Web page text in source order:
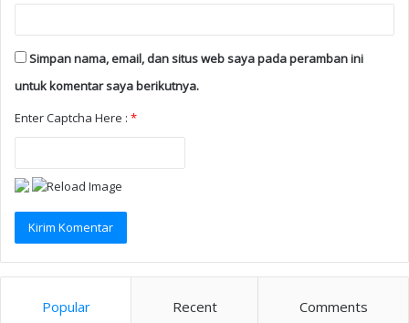
Simpan nama, email, dan situs web saya pada peramban ini
untuk komentar saya berikutnya.
Enter Captcha Here : *
Popular Recent Comments